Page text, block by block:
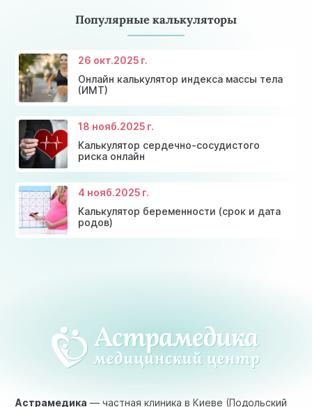
Популярные калькуляторы
26 окт.2025 г.
Онлайн калькулятор индекса массы тела
(ИМТ)
18 нояб.2025 г.
Калькулятор сердечно-сосудистого
риска онлайн
4 нояб.2025 г.
Калькулятор беременности (срок и дата
родов)
Астрамедика — частная клиника в Киеве (Подольский